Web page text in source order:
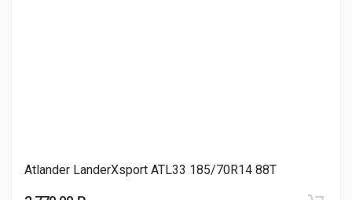
TRACMAX X-Privilo TX5 185/70R14 88T
Atlander LanderXsport ATL33 185/70R14 88T